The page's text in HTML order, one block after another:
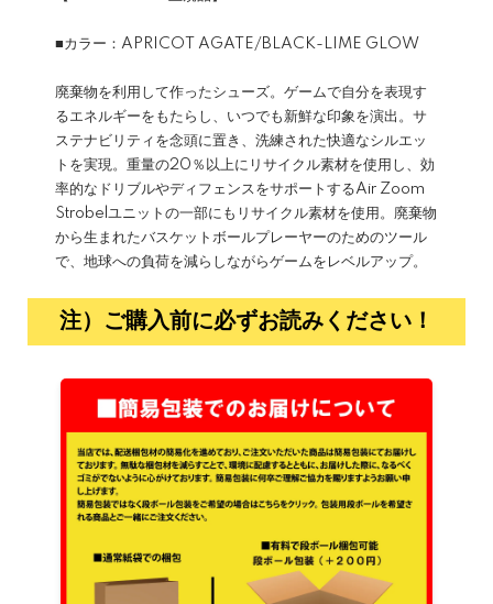
■カラー：APRICOT AGATE/BLACK-LIME GLOW
廃棄物を利用して作ったシューズ。ゲームで自分を表現す
るエネルギーをもたらし、いつでも新鮮な印象を演出。サ
ステナビリティを念頭に置き、洗練された快適なシルエッ
トを実現。重量の20％以上にリサイクル素材を使用し、効
率的なドリブルやディフェンスをサポートするAir Zoom
Strobelユニットの一部にもリサイクル素材を使用。廃棄物
から生まれたバスケットボールプレーヤーのためのツール
で、地球への負荷を減らしながらゲームをレベルアップ。
注）ご購入前に必ずお読みください！